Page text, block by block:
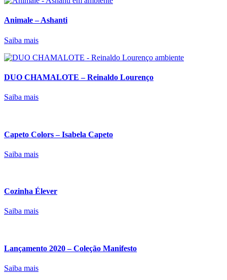
Animale – Ashanti
Saiba mais
DUO CHAMALOTE – Reinaldo Lourenço
Saiba mais
Capeto Colors – Isabela Capeto
Saiba mais
Cozinha Élever
Saiba mais
Lançamento 2020 – Coleção Manifesto
Saiba mais